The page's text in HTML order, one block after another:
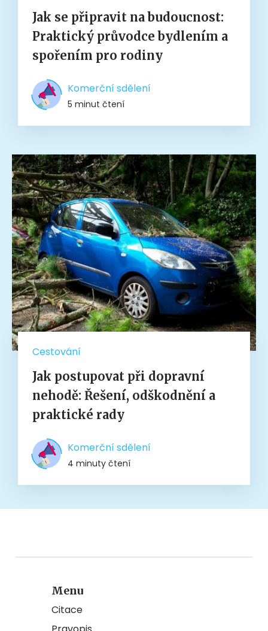
Jak se připravit na budoucnost:
Praktický průvodce bydlením a
spořením pro rodiny
Komerční sdělení
5 minut čtení
Cestování
Jak postupovat při dopravní
nehodě: Řešení, odškodnění a
praktické rady
Komerční sdělení
4 minuty čtení
Menu
Citace